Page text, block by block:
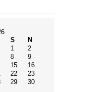
S
N
1
2
8
9
15
16
22
23
29
30